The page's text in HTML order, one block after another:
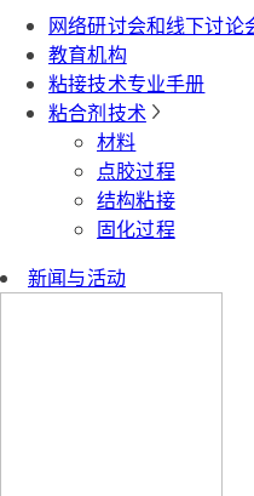
网络研讨会和线下讨论
教育机构
粘接技术专业手册
粘合剂技术
材料
点胶过程
结构粘接
固化过程
新闻与活动